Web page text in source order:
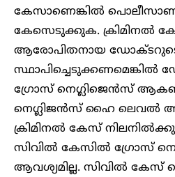
കേസാണെങ്കിൽ
കേസെടുക്കുക. ക്രിമിനൽ
ആരോപിതനായ ഡോക്ടറുടെ
സ്ഥാപിച്ചെടുക്കണമെങ്കിൽ
ഗ്രോസ് നെ​ഗ്ലിജെൻസ്
നെഗ്ലിജൻസ് ഹൈ ലെവൽ
ക്രിമിനൽ കേസ്
സിവിൽ കേസിൽ ഗ്രോസ്
ആവശ്യമില്ല. സിവിൽ കേസ്